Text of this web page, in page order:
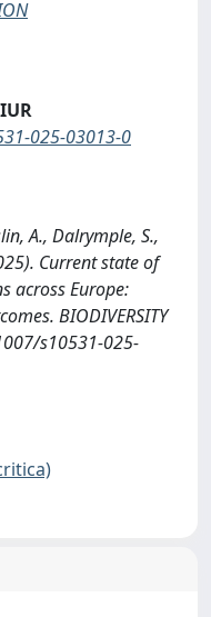
025-03013-0
A., Dalrymple, S.,
Current state of
across Europe:
BIODIVERSITY
s10531-025-